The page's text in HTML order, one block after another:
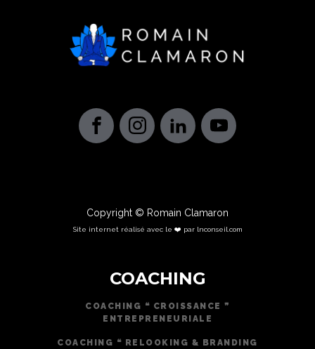
Copyright © Romain Clamaron
Site internet réalisé avec le ❤️ par lnconseil.com
COACHING
COACHING ❝ CROISSANCE ❞
ENTREPRENEURIALE
COACHING ❝ RELOOKING & BRANDING